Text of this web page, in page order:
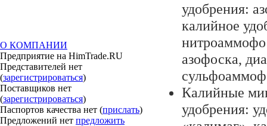
О КОМПАНИИ
Предприятие на HimTrade.RU
Представителей нет
(зарегистрироваться)
Поставщиков нет
(зарегистрироваться)
Паспортов качества нет (прислать)
Предложений нет предложить
удобрения:
калийное
азофоска,
Калийные
удобрения: